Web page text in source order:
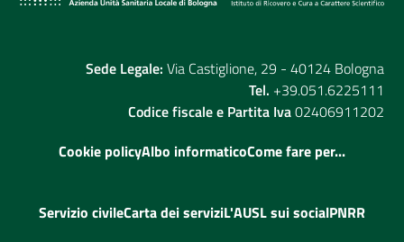
Sede Legale: Via Castiglione, 29 - 40124 Bologna
Tel. +39.051.6225111
Codice fiscale e Partita Iva02406911202
Cookie policyAlbo informaticoCome fare per...
Servizio civileCarta dei serviziL'AUSL sui socialPNRR